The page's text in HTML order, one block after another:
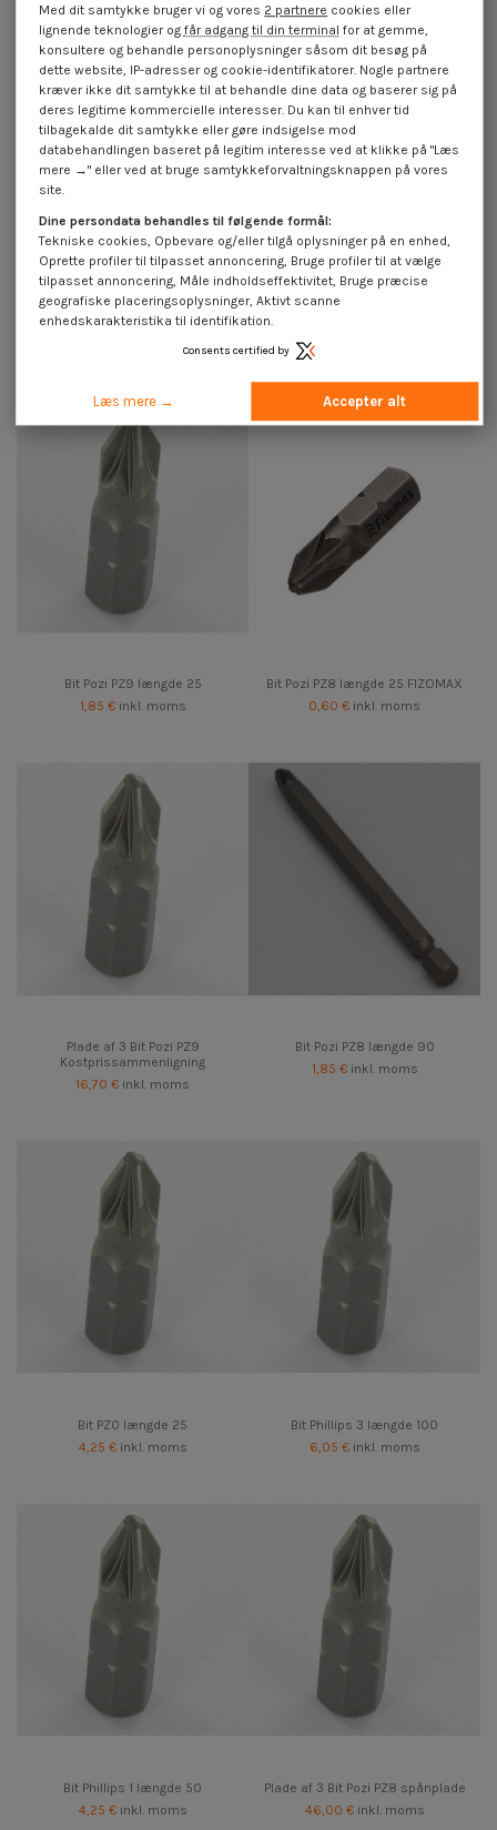
Bit Pozi PZ8 længde 50 FIZOMAX
Bit Pozi PZ7 længde 50 FIZOMAX
1,85 €
Bit Pozi PZ9 længde 25
1,85 € inkl. moms
Bit Pozi PZ8 længde 25 FIZOMAX
0,60 € inkl. moms
Plade af 3 Bit Pozi PZ9
Kostprissammenligning
16,70 € inkl. moms
Bit Pozi PZ8 længde 90
1,85 € inkl. moms
Bit PZ0 længde 25
4,25 € inkl. moms
Bit Phillips 3 længde 100
6,05 € inkl. moms
Bit Phillips 1 længde 50
4,25 € inkl. moms
Plade af 3 Bit Pozi PZ8 spånplade
46,00 € inkl. moms
Med dit samtykke bruger vi og vores 2 partnere cookies eller
lignende teknologier ogfår adgang til din terminal for at gemme,
konsultere og behandle personoplysninger såsom dit besøg på
dette website, IP-adresser og cookie-identifikatorer. Nogle partnere
kræver ikke dit samtykke til at behandle dine data og baserer sig på
deres legitime kommercielle interesser. Du kan til enhver tid
tilbagekalde dit samtykke eller gøre indsigelse mod
databehandlingen baseret på legitim interesse ved at klikke på "Læs
mere →" eller ved at bruge samtykkeforvaltningsknappen på vores
site.
Dine persondata behandles til følgende formål:
Tekniske cookies, Opbevare og/eller tilgå oplysninger på en enhed,
Oprette profiler til tilpasset annoncering, Bruge profiler til at vælge
tilpasset annoncering, Måle indholdseffektivitet, Bruge præcise
geografiske placeringsoplysninger, Aktivt scanne
enhedskarakteristika til identifikation.
Consents certified by
Læs mere → Accepter alt